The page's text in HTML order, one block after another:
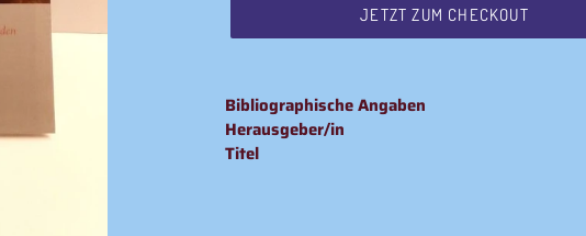
JETZT ZUM CHECKOUT
wird
zum
Warenkorb
hinzugefügt
Bibliographische Angaben
Herausgeber/in
Titel